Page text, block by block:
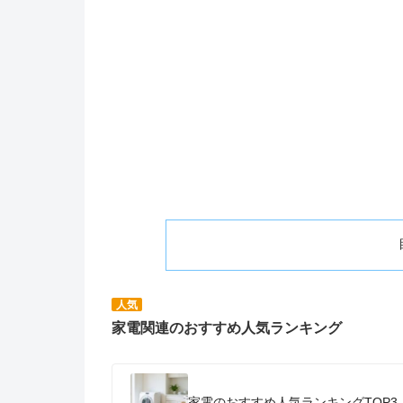
人気
家電関連のおすすめ人気ランキング